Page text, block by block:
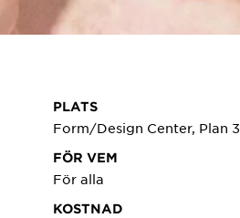
PLATS
Form/Design Center, Plan 3
FÖR VEM
För alla
KOSTNAD